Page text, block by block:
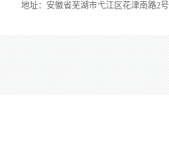
地址：安徽省芜湖市弋江区花津南路2